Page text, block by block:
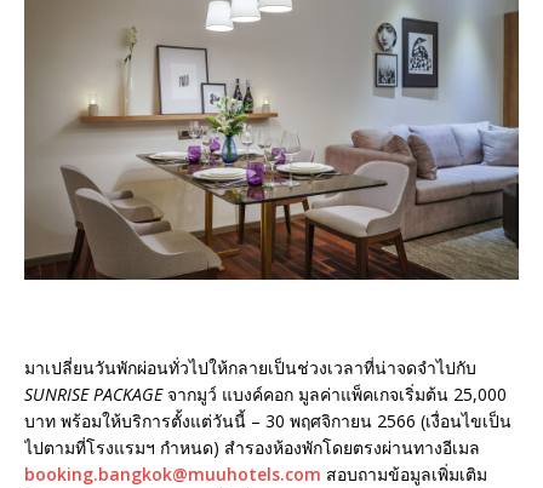
มาเปลี่ยนวันพักผ่อนทั่วไปให้กลายเป็นช่วงเวลาที่น่าจดจำไปกับ
SUNRISE PACKAGEจากมูว์ แบงค์คอก มูลค่าแพ็คเกจเริ่มต้น 25,000
บาท พร้อมให้บริการตั้งแต่วันนี้ – 30 พฤศจิกายน 2566 (เงื่อนไขเป็น
ไปตามที่โรงแรมฯ กำหนด) สำรองห้องพักโดยตรงผ่านทางอีเมล
booking.bangkok@muuhotels.com สอบถามข้อมูลเพิ่มเติม